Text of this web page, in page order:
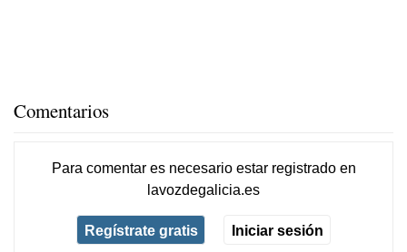
Comentarios
Para comentar es necesario estar registradoen
lavozdegalicia.es
Regístrate gratis Iniciar sesión